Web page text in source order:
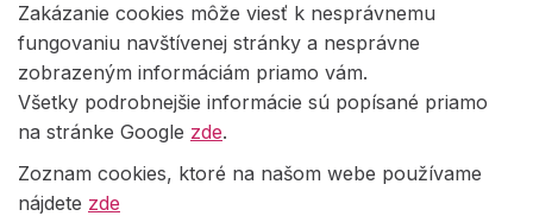
Zakázanie cookies môže viesť k nesprávnemu
fungovaniu navštívenej stránky a nesprávne
zobrazeným informáciám priamo vám.
Všetky podrobnejšie informácie sú popísané priamo
na stránke Google zde.
Zoznam cookies, ktoré na našom webe používame
nájdete zde